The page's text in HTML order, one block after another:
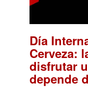
Día
Cerveza:
disfrutar
depende